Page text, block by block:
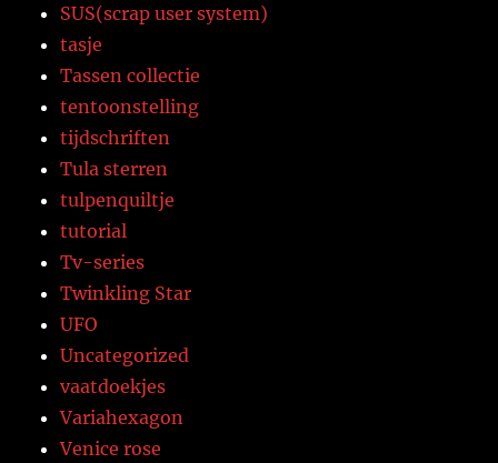
SUS(scrap user system)
tasje
Tassen collectie
tentoonstelling
tijdschriften
Tula sterren
tulpenquiltje
tutorial
Tv-series
Twinkling Star
UFO
Uncategorized
vaatdoekjes
Variahexagon
Venice rose